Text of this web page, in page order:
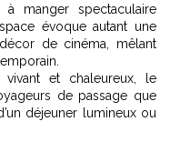
manger spectaculaire
évoque autant une
de cinéma, mêlant
et chaleureux, le
de passage que
déjeuner lumineux ou